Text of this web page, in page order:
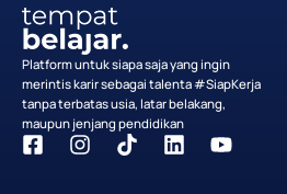
Platform untuk siapa saja yang ingin
merintis karir sebagai talenta #SiapKerja
tanpa terbatas usia, latar belakang,
maupun jenjang pendidikan